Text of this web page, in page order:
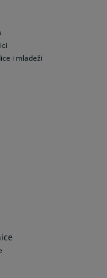
i mladeži